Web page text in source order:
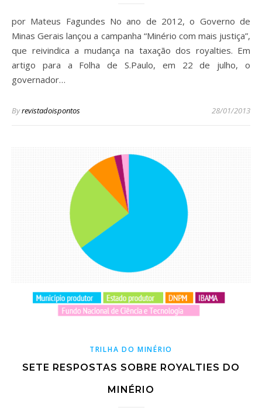
por Mateus Fagundes No ano de 2012, o Governo de
Minas Gerais lançou a campanha “Minério com mais justiça”,
que reivindica a mudança na taxação dos royalties. Em
artigo para a Folha de S.Paulo, em 22 de julho, o
governador…
Byrevistadoispontos 28/01/2013
TRILHA DO MINÉRIO
SETE RESPOSTAS SOBRE ROYALTIES DO
MINÉRIO